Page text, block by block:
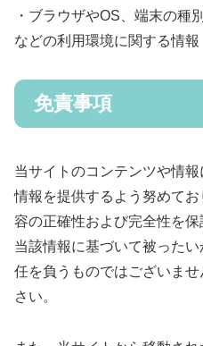
・ブラウザやOS、端末の種
などの利用環境に関する情報
免責事項
当サイトのコンテンツや情
情報を提供するよう努めて
容の正確性および完全性を保
当該情報に基づいて被った
任を負うものではございま
さい。